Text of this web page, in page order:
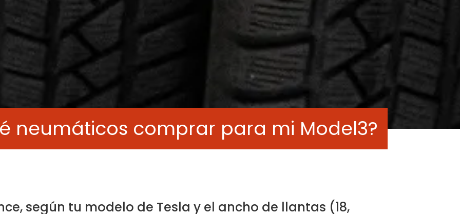
neumáticos comprar para mi Model3?
según tu modelo de Tesla y el ancho de llantas (18,